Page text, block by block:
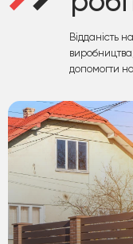
Відданість
допомогти